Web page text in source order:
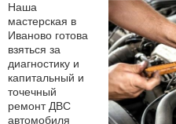
Наша
мастерская в
Иваново готова
взяться за
диагностику и
капитальный и
точечный
ремонт ДВС
автомобиля